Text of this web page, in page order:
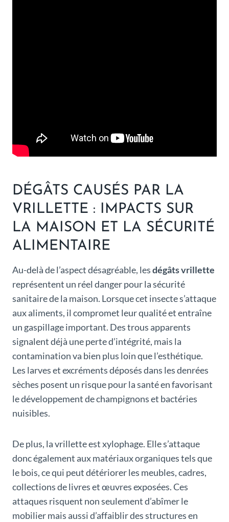
DÉGÂTS CAUSÉS PAR LA
VRILLETTE : IMPACTS SUR
LA MAISON ET LA SÉCURITÉ
ALIMENTAIRE
Au-delà de l’aspect désagréable, lesdégâts vrillette
représentent un réel danger pour la sécurité
sanitaire de la maison. Lorsque cet insecte s’attaque
aux aliments, il compromet leur qualité et entraîne
un gaspillage important. Des trous apparents
signalent déjà une perte d’intégrité, mais la
contamination va bien plus loin que l’esthétique.
Les larves et excréments déposés dans les denrées
sèches posent un risque pour la santé en favorisant
le développement de champignons et bactéries
nuisibles.
De plus, la vrillette est xylophage. Elle s’attaque
donc également aux matériaux organiques tels que
le bois, ce qui peut détériorer les meubles, cadres,
collections de livres et œuvres exposées. Ces
attaques risquent non seulement d’abîmer le
mobilier mais aussi d’affaiblir des structures en